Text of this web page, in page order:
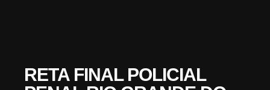
RETA FINAL POLICIAL